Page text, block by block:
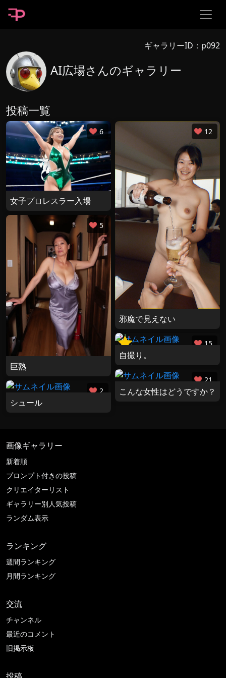
ギャラリーID：p092
AI広場さんのギャラリー
投稿一覧
女子プロレスラー入場
6
邪魔で見えない
12
巨熟
5
自撮り。
15
こんな女性はどうですか？
21
シュール
2
画像ギャラリー
新着順
プロンプト付きの投稿
クリエイターリスト
ギャラリー別人気投稿
ランダム表示
ランキング
週間ランキング
月間ランキング
交流
チャンネル
最近のコメント
旧掲示板